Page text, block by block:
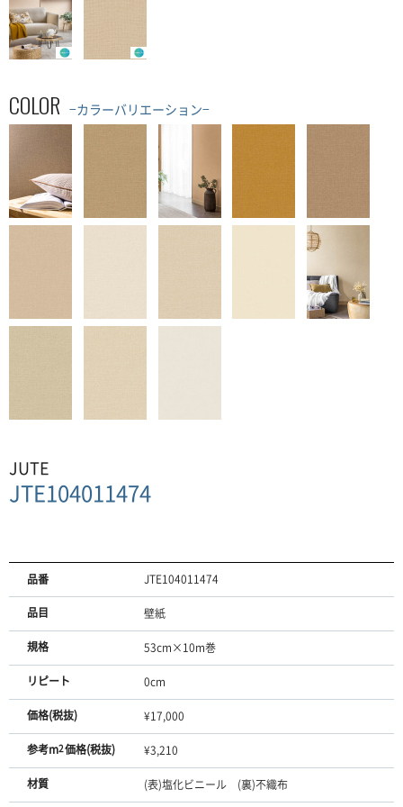
COLOR −カラーバリエーション−
JUTE
JTE104011474
品番 JTE104011474
品目 壁紙
規格 53cm×10m巻
リピート 0cm
価格(税抜) ¥17,000
参考m2価格(税抜) ¥3,210
材質 (表)塩化ビニール (裏)不織布